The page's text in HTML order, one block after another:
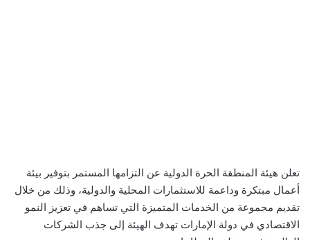
تعلن هيئة المنطقة الحرة الدولية عن التزامها المستمر بتوفير بيئة
أعمال مبتكرة وداعمة للاستثمارات المحلية والدولية، وذلك من خلال
تقديم مجموعة من الخدمات المتميزة التي تساهم في تعزيز النمو
الاقتصادي في دولة الإمارات تهدف الهيئة إلى جذب الشركات